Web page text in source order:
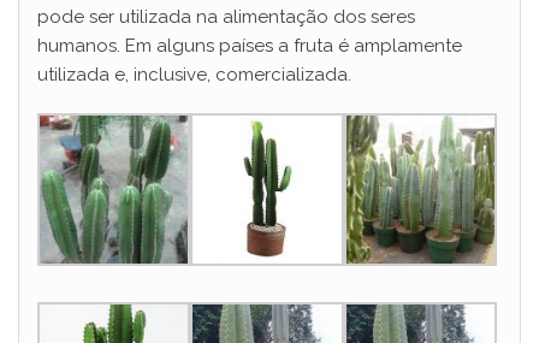
pode ser utilizada na alimentação dos seres
humanos. Em alguns países a fruta é amplamente
utilizada e, inclusive, comercializada.